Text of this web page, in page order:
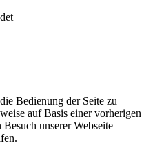
Bedienung der Seite zu
auf Basis einer vorherigen
unserer Webseite